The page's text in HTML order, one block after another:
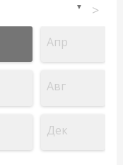
▼ >
Апр
Авг
Дек